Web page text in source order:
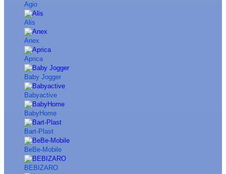
Agio
Alis
Anex
Aprica
Baby Jogger
Babyactive
BabyHome
Bart-Plast
BeBe-Mobile
BEBIZARO